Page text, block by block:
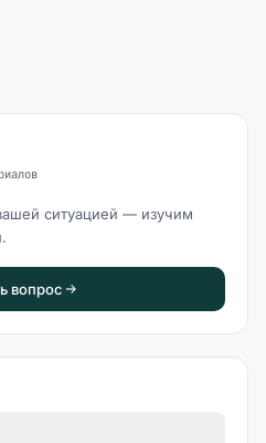
ситуацией — изучим
вопрос